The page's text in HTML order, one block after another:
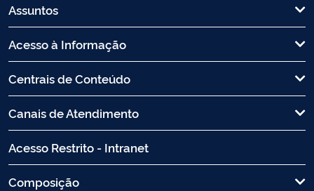
Assuntos
Acesso à Informação
Centrais de Conteúdo
Canais de Atendimento
Acesso Restrito - Intranet
Composição